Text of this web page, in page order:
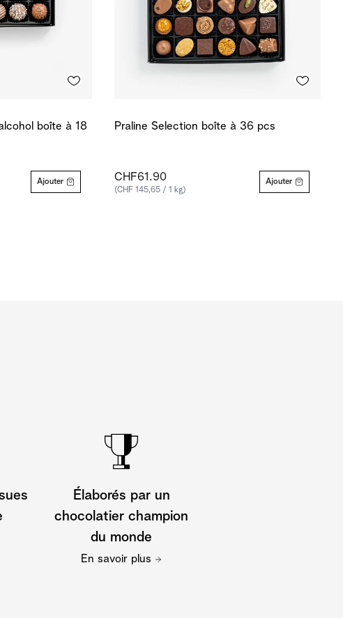
boîte à 18
Ajouter
Praline Selection boîte à 36 pcs
CHF61.90
(CHF 145,65 / 1 kg)
Ajouter
Élaborés par un
chocolatier champion
du monde
En savoir plus